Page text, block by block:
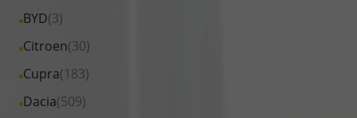
Fahrzeuge
Audi
anzeigen
BYD(3)
Alle
Fahrzeuge
BYD
anzeigen
Citroen(30)
Alle
Fahrzeuge
Citroen
Cupra(183)
Alle
Fahrzeuge
Dacia(509)
Alle